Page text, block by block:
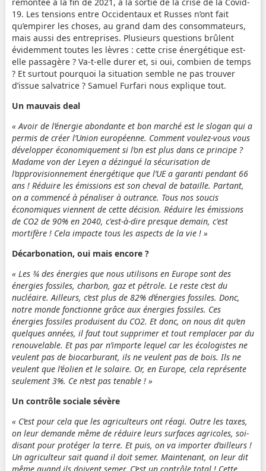
19. Les tensions entre Occidentaux et Russes n’ont fait
qu’empirer les choses, au grand dam des consommateurs,
mais aussi des entreprises. Plusieurs questions brûlent
évidemment toutes les lèvres : cette crise énergétique est-
elle passagère ? Va-t-elle durer et, si oui, combien de temps
? Et surtout pourquoi la situation semble ne pas trouver
d’issue salvatrice ? Samuel Furfari nous explique tout.
Un mauvais deal
« Avoir de l’énergie abondante et bon marché est le slogan qui a
permis de créer l’Union européenne. Comment voulez-vous vous
développer économiquement si l’on est plus dans ce principe ?
Madame von der Leyen a dézingué la sécurisation de
l’approvisionnement énergétique que l’UE a garanti pendant 66
ans ! Réduire les émissions est son cheval de bataille. Partant,
on a commencé à pénaliser à outrance. Tous nos soucis
économiques viennent de cette décision. Réduire les émissions
de CO2 de 90% en 2040, c'est-à-dire presque demain, c'est
mortifère ! Cela impacte tous les aspects de la vie ! »
Décarbonation, oui mais encore ?
« Les ¾ des énergies que nous utilisons en Europe sont des
énergies fossiles, charbon, gaz et pétrole. Le reste c’est du
nucléaire. Ailleurs, c’est plus de 82% d’énergies fossiles. Donc,
notre monde fonctionne grâce aux énergies fossiles. Ces
énergies fossiles produisent du CO2. Et donc, on nous dit qu’en
quelques années, il faut tout supprimer et tout remplacer par du
renouvelable. Et pas par n’importe lequel car les écologistes ne
veulent pas de biocarburant, ils ne veulent pas de bois. Ils ne
veulent que l’éolien et le solaire. Or, en Europe, cela représente
seulement 3%. Ce n’est pas tenable ! »
Un contrôle sociale sévère
« C’est pour cela que les agriculteurs ont réagi. Outre les taxes,
on leur demande même de réduire leurs surfaces agricoles, soi-
disant pour protéger la terre. Et puis, on va importer d’ailleurs !
Un agriculteur sait quand il doit semer. Maintenant, on leur dit
même quand ils doivent semer. C’est un contrôle total ! Cette